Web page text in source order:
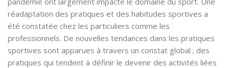
réadaptation des pratiques et des habitudes sportives a
été constatée chez les particuliers comme les
professionnels. De nouvelles tendances dans les pratiques
sportives sont apparues à travers un constat global ; des
pratiques qui tendent à définir le devenir des activités liées